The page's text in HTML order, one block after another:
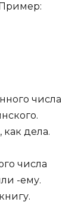
числа
дела.
числа
-ему.